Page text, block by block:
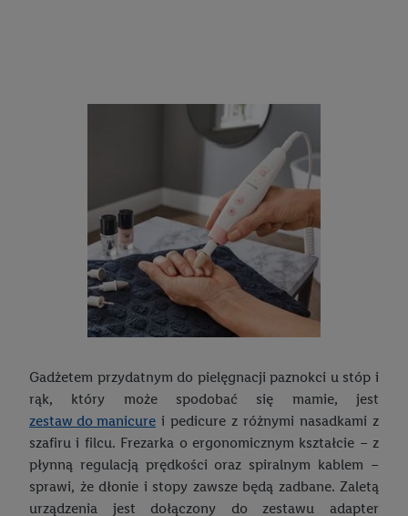
Narzędzia ogrodowe - jakie warto wybrać? Zadbaj o ogród!
Garden party – jak je zorganizować?
5 zasad dobrego grillowania
Grill do ogrodu - jaki model wybrać?
Akcesoria do grilla – co warto kupić?
Zabawy na dworze i w ogrodzie
Pierwsze zabawki dla niemowląt
Zabawki sensoryczne – co wybrać dla dziecka?
Organizacja zabawek w pokoju dziecka
Drewniane zabawki- dlaczego warto, 10 najważniejszych zalet
Odgrywanie ról – zabawa dla dzieci w domu
Trampolina dla dzieci – jaką wybrać?
Sposoby na nudę – poznaj je wszystkie!
Pokój dziecięcy – jak go urządzić?
Jak urządzić pokój młodzieżowy dla nastolatka lub nastolatki?
Gotowi do szkoły!
Plecaki szkolne i tornistry dla dzieci – jakie powinny być?
Wyprawka szkolna – lista przyborów do wszystkich klas
Gadżetem przydatnym do pielęgnacji paznokci u stóp i
rąk, który może spodobać się mamie, jest
zestaw do manicure i pedicure z różnymi nasadkami z
szafiru i filcu. Frezarka o ergonomicznym kształcie – z
płynną regulacją prędkości oraz spiralnym kablem –
sprawi, że dłonie i stopy zawsze będą zadbane. Zaletą
urządzenia jest dołączony do zestawu adapter